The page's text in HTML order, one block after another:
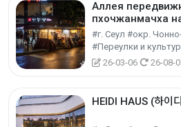
Аллея
пхочжанмачха
га (종로3가 포장마
#г. Сеул #окр.
26-03-06
26-08-
HEIDI HAUS (하이